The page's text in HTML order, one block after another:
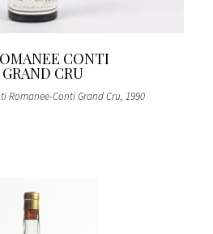
CONTI
CRU
Romanee-Conti Grand Cru, 1990